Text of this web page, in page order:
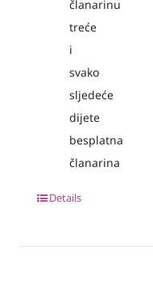
članarinu
treće
i
svako
sljedeće
dijete
besplatna
članarina
Details